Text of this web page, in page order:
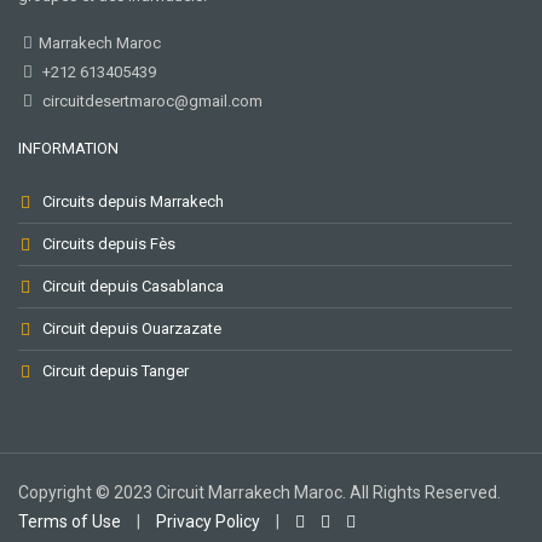
Marrakech Maroc
+212 613405439
circuitdesertmaroc@gmail.com
INFORMATION
Circuits depuis Marrakech
Circuits depuis Fès
Circuit depuis Casablanca
Circuit depuis Ouarzazate
Circuit depuis Tanger
Copyright © 2023 Circuit Marrakech Maroc. All Rights Reserved.
Terms of Use
Privacy Policy
meilleures
mensuelles
LA
NEWSLETTER
Votre e-